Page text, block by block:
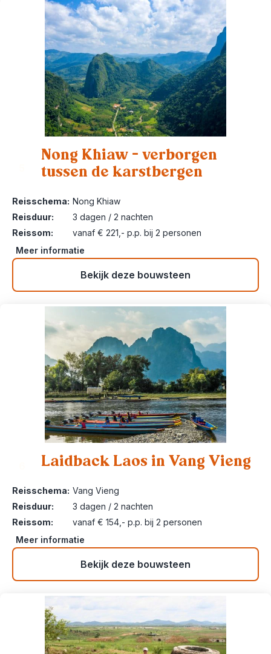
Nong Khiaw – verborgen
tussen de karstbergen
Reisschema: Nong Khiaw
Reisduur:
3 dagen / 2 nachten
Reissom:
vanaf € 221,- p.p. bij 2 personen
Meer informatie
Bekijk deze bouwsteen
Laidback Laos in Vang Vieng
Reisschema: Vang Vieng
Reisduur:
3 dagen / 2 nachten
Reissom:
vanaf € 154,- p.p. bij 2 personen
Meer informatie
Bekijk deze bouwsteen